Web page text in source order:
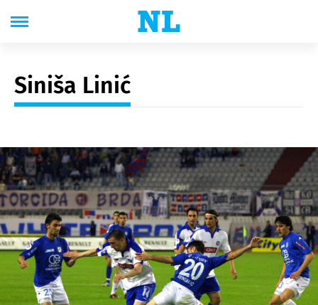
Siniša Linić